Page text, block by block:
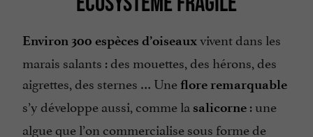
Environ 300 espèces d’oiseauxvivent dans les
marais salants : des mouettes, des hérons, des
aigrettes, des sternes … Une flore remarquable
s’y développe aussi, comme la salicorne : une
algue que l’on commercialise sous forme de